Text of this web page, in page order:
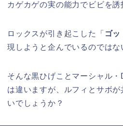
カゲカゲの実の能力でビビを誘
ロックスが引き起こした「 ゴ
現しようと企んでいるのではな
そんな黒ひげことマーシャル
は違いますが、ルフィとサボ
いでしょうか？